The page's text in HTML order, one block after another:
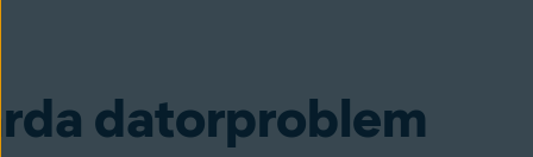
datorproblem